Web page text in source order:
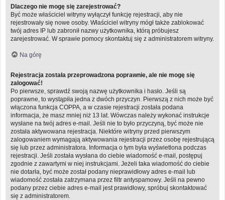
Dlaczego nie mogę się zarejestrować?
Być może właściciel witryny wyłączył funkcję rejestracji, aby nie
rejestrowały się nowe osoby. Właściciel witryny mógł także zablokować
twój adres IP lub zabronił nazwy użytkownika, którą próbujesz
zarejestrować. W sprawie pomocy skontaktuj się z administratorem witryny.
Na górę
Rejestracja została przeprowadzona poprawnie, ale nie mogę się
zalogować!
Po pierwsze, sprawdź swoją nazwę użytkownika i hasło. Jeśli są
poprawne, to wystąpiła jedna z dwóch przyczyn. Pierwszą z nich może być
włączona funkcja COPPA, a w czasie rejestracji została podana
informacja, że masz mniej niż 13 lat. Wówczas należy wykonać instrukcje
wysłane na twój adres e-mail. Jeśli nie to było przyczyną, być może nie
została aktywowana rejestracja. Niektóre witryny przed pierwszym
zalogowaniem wymagają aktywowania rejestracji przez osobę rejestrującą
się lub przez administratora. Informacja o tym była wyświetlona podczas
rejestracji. Jeśli została wysłana do ciebie wiadomość e-mail, postępuj
zgodnie z zawartymi w niej instrukcjami. Jeżeli taka wiadomość do ciebie
nie dotarła, być może został podany nieprawidłowy adres e-mail lub
wiadomość została zatrzymana przez filtr antyspamowy. Jeśli na pewno
podany przez ciebie adres e-mail jest prawidłowy, spróbuj skontaktować
się z administratorem.